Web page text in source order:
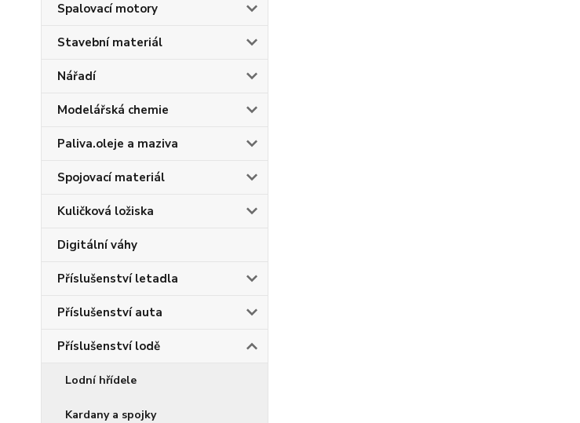
Spalovací motory
Stavební materiál
Nářadí
Modelářská chemie
Paliva.oleje a maziva
Spojovací materiál
Kuličková ložiska
Digitální váhy
Příslušenství letadla
Příslušenství auta
Příslušenství lodě
Lodní hřídele
Kardany a spojky